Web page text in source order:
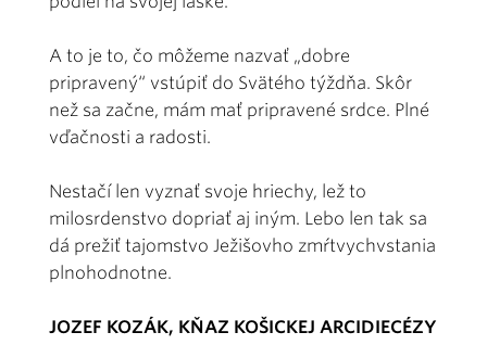
A to je to, čo môžeme nazvať „dobre
pripravený“ vstúpiť do Svätého týždňa. Skôr
než sa začne, mám mať pripravené srdce. Plné
vďačnosti a radosti.
Nestačí len vyznať svoje hriechy, lež to
milosrdenstvo dopriať aj iným. Lebo len tak sa
dá prežiť tajomstvo Ježišovho zmŕtvychvstania
plnohodnotne.
JOZEF KOZÁK, KŇAZ KOŠICKEJ ARCIDIECÉZY